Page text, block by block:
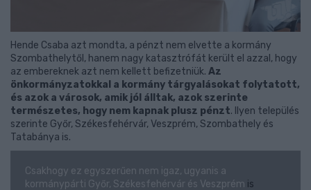
Hende Csaba azt mondta, a pénzt nem elvette a kormány
Szombathelytől, hanem nagy katasztrófát került el azzal, hogy
az embereknek azt nem kellett befizetniük. Az
önkormányzatokkal a kormány tárgyalásokat folytatott,
és azok a városok, amik jól álltak, azok szerinte
természetes, hogy nem kapnak plusz pénzt. Ilyen település
szerinte Győr, Székesfehérvár, Veszprém, Szombathely és
Tatabánya is.
Csakhogy ez egyszerűen nem igaz, ugyanis a
kormánypárti Győr, Székesfehérvár és Veszprém is